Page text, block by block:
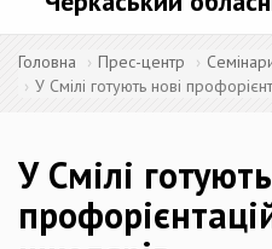
Головна Прес-центр
У Смілі готують нові
У Смілі